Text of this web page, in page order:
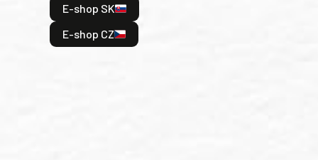
E-shop SK
E-shop CZ